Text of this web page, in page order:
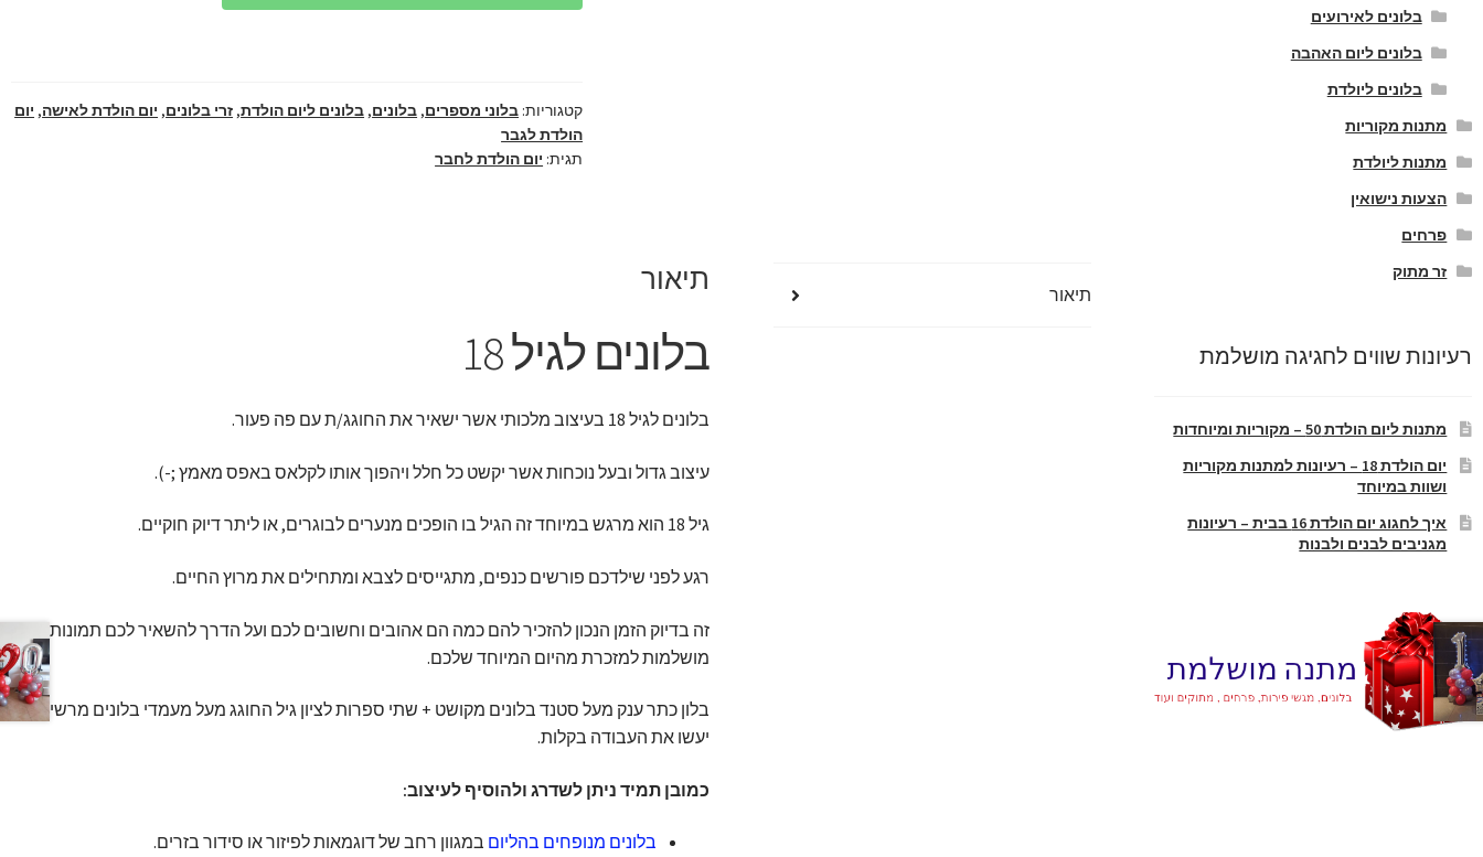
18
קטגוריות: בלוני מספרים, בלונים, בלונים ליום הולדת, זרי בלונים, יום הולדת לאישה, יום
הולדת לגבר
תגית: יום הולדת לחבר
תיאור תיאור
בלונים לגיל 18
בלונים לגיל 18 בעיצוב מלכותי אשר ישאיר את החוגג/ת עם פה פעור.
עיצוב גדול ובעל נוכחות אשר יקשט כל חלל ויהפוך אותו לקלאס באפס מאמץ ;-).
גיל 18 הוא מרגש במיוחד זה הגיל בו הופכים מנערים לבוגרים, או ליתר דיוק חוקיים.
רגע לפני שילדכם פורשים כנפים, מתגייסים לצבא ומתחילים את מרוץ החיים.
זה בדיוק הזמן הנכון להזכיר להם כמה הם אהובים וחשובים לכם ועל הדרך להשאיר לכם תמונות
מושלמות למזכרת מהיום המיוחד שלכם.
בלון כתר ענק מעל סטנד בלונים מקושט + שתי ספרות לציון גיל החוגג מעל מעמדי בלונים מרשימים
יעשו את העבודה בקלות.
כמובן תמיד ניתן לשדרג ולהוסיף לעיצוב:
בלונים מנופחים בהליום במגוון רחב של דוגמאות לפיזור או סידור בזרים.
בלונים לאירועים
בלונים ליום האהבה
בלונים ליולדת
מתנות מקוריות
מתנות ליולדת
הצעות נישואין
פרחים
זר מתוק
רעיונות שווים לחגיגה מושלמת
מתנות ליום הולדת 50 – מקוריות ומיוחדות
יום הולדת 18 – רעיונות למתנות מקוריות
ושוות במיוחד
איך לחגוג יום הולדת 16 בבית – רעיונות
מגניבים לבנים ולבנות